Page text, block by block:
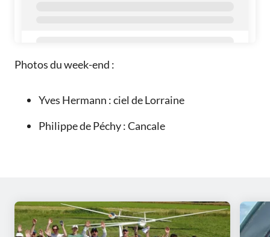
Photos du week-end :
Yves Hermann : ciel de Lorraine
Philippe de Péchy : Cancale